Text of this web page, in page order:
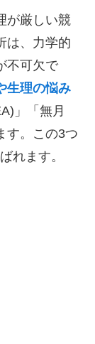
が厳しい競
は、力学的
不可欠で
生理の悩み
」「無月
す。この3つ
れます。